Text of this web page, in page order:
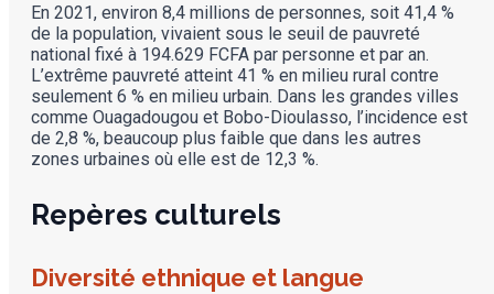
En 2021, environ 8,4 millions de personnes, soit 41,4 %
de la population, vivaient sous le seuil de pauvreté
national fixé à 194.629 FCFA par personne et par an.
L’extrême pauvreté atteint 41 % en milieu rural contre
seulement 6 % en milieu urbain. Dans les grandes villes
comme Ouagadougou et Bobo-Dioulasso, l’incidence est
de 2,8 %, beaucoup plus faible que dans les autres
zones urbaines où elle est de 12,3 %​.
Repères culturels
Diversité ethnique et langue